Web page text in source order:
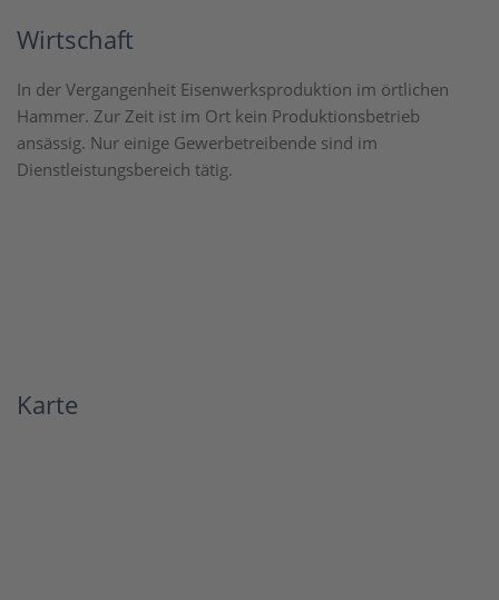
Wirtschaft
In der Vergangenheit Eisenwerksproduktion im örtlichen
Hammer. Zur Zeit ist im Ort kein Produktionsbetrieb
ansässig. Nur einige Gewerbetreibende sind im
Dienstleistungsbereich tätig.
Karte